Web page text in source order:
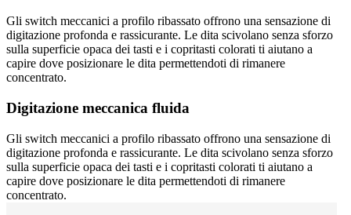
Gli switch meccanici a profilo ribassato offrono una sensazione di
digitazione profonda e rassicurante. Le dita scivolano senza sforzo
sulla superficie opaca dei tasti e i copritasti colorati ti aiutano a
capire dove posizionare le dita permettendoti di rimanere
concentrato.
Digitazione meccanica fluida
Gli switch meccanici a profilo ribassato offrono una sensazione di
digitazione profonda e rassicurante. Le dita scivolano senza sforzo
sulla superficie opaca dei tasti e i copritasti colorati ti aiutano a
capire dove posizionare le dita permettendoti di rimanere
concentrato.